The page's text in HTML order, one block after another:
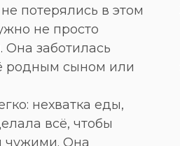
потерялись в этом
не просто
Она заботилась
родным сыном или
нехватка еды,
всё, чтобы
чужими. Она